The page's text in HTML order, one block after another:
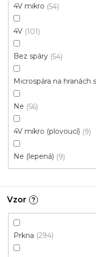
4V mikro 54
4V 101
Bez spáry 54
Microspára na hranách
Ne 56
4V mikro (plovoucí) 9
Ne (lepená) 9
Vzor ?
Prkna 294
Rigid click 55
Novinka
S kódem PLOTZAK